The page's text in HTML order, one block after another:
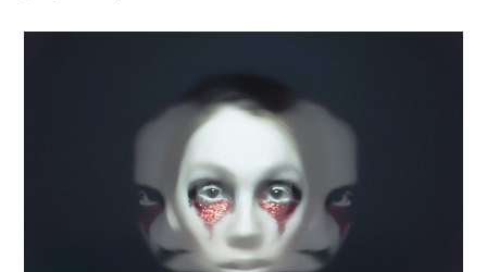
Система продаж для мебельного бизнеса
Система продаж для туристического бизнеса
Повышение конверсии сайтов